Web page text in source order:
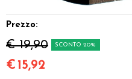
Prezzo:
€ 19,90 SCONTO 20%
€ 15,92